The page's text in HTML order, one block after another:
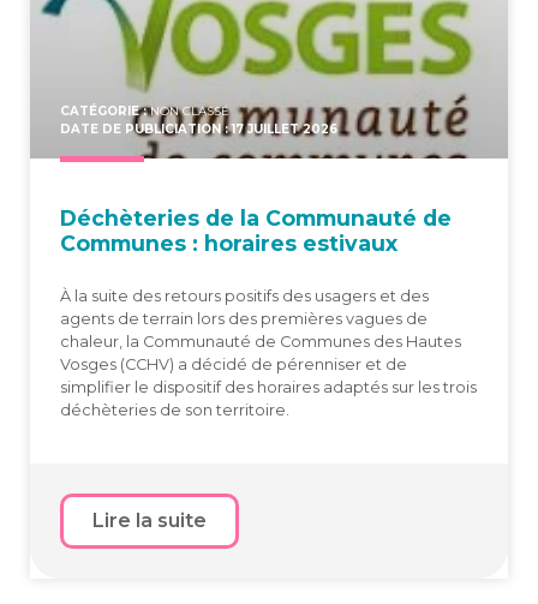
CATÉGORIE :NON CLASSÉ
DATE DE PUBLICIATION : 17 JUILLET 2026
Déchè­te­ries de la Com­mu­nau­té de
Com­munes : horaires estivaux
À la suite des retours positifs des usagers et des
agents de terrain lors des premières vagues de
chaleur, la Communauté de Communes des Hautes
Vosges (CCHV) a décidé de pérenniser et de
simplifier le dispositif des horaires adaptés sur les trois
déchèteries de son territoire.
Lire la suite